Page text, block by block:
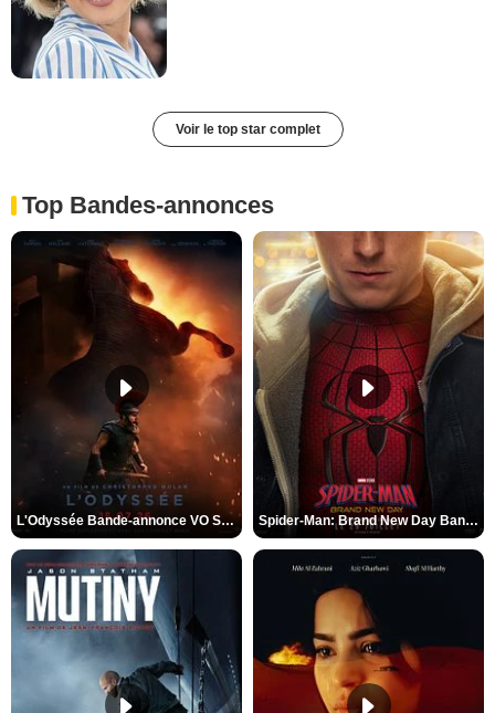
Voir le top star complet
Top Bandes-annonces
L'Odyssée Bande-annonce VO STFR Spider-Man: Brand New Day Bande-annonce VO STFR